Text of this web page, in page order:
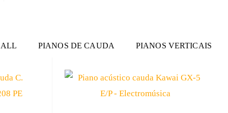
ALL PIANOS DE CAUDA PIANOS VERTICAIS